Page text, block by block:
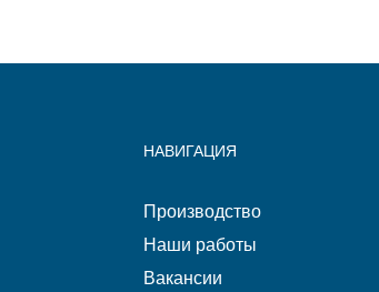
НАВИГАЦИЯ
Производство
Наши работы
Вакансии